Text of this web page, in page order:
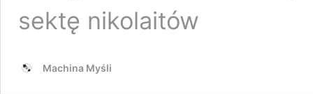
sektę nikolaitów
Machina Myśli